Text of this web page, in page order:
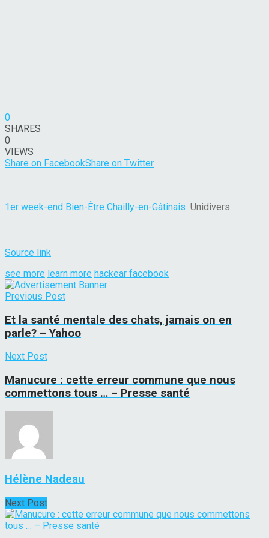
0
SHARES
0
VIEWS
Share on FacebookShare on Twitter
1er week-end Bien-Être Chailly-en-Gâtinais Unidivers
Source link
see more learn more hackear facebook
Previous Post
Et la santé mentale des chats, jamais on en
parle? – Yahoo
Next Post
Manucure : cette erreur commune que nous
commettons tous … – Presse santé
Hélène Nadeau
Next Post